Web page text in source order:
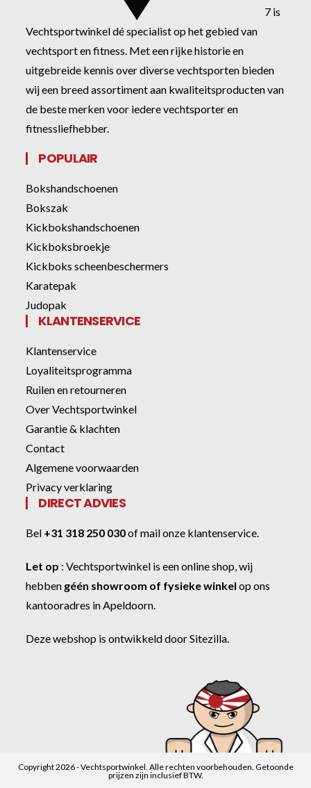
7 is
Vechtsportwinkel dé specialist op het gebied van
vechtsport en fitness. Met een rijke historie en
uitgebreide kennis over diverse vechtsporten bieden
wij een breed assortiment aan kwaliteitsproducten van
de beste merken voor iedere vechtsporter en
fitnessliefhebber.
POPULAIR
Bokshandschoenen
Bokszak
Kickbokshandschoenen
Kickboksbroekje
Kickboks scheenbeschermers
Karatepak
Judopak
KLANTENSERVICE
Klantenservice
Loyaliteitsprogramma
Ruilen en retourneren
Over Vechtsportwinkel
Garantie & klachten
Contact
Algemene voorwaarden
Privacy verklaring
DIRECT ADVIES
Bel +31 318 250 030ofmail onze klantenservice.
Let op :Vechtsportwinkel is een online shop, wij
hebben géén showroom of fysieke winkel op ons
kantooradres in Apeldoorn.
Deze webshop is ontwikkeld doorSitezilla.
Copyright 2026 - Vechtsportwinkel. Alle rechten voorbehouden. Getoonde
prijzen zijn inclusief BTW.